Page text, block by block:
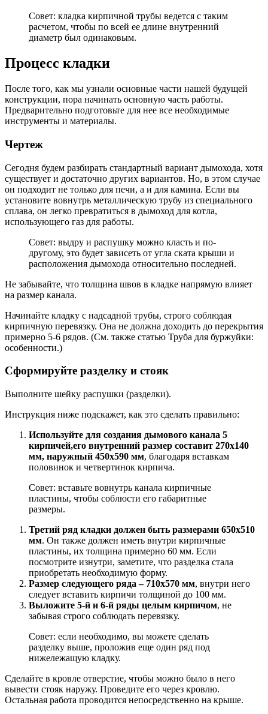
Совет: кладка кирпичной трубы ведется с таким
расчетом, чтобы по всей ее длине внутренний
диаметр был одинаковым.
Процесс кладки
После того, как мы узнали основные части нашей будущей
конструкции, пора начинать основную часть работы.
Предварительно подготовьте для нее все необходимые
инструменты и материалы.
Чертеж
Сегодня будем разбирать стандартный вариант дымохода, хотя
существует и достаточно других вариантов. Но, в этом случае
он подходит не только для печи, а и для камина. Если вы
установите вовнутрь металлическую трубу из специального
сплава, он легко превратиться в дымоход для котла,
использующего газ для работы.
Совет: выдру и распушку можно класть и по-
другому, это будет зависеть от угла ската крыши и
расположения дымохода относительно последней.
Не забывайте, что толщина швов в кладке напрямую влияет
на размер канала.
Начинайте кладку с надсадной трубы, строго соблюдая
кирпичную перевязку. Она не должна доходить до перекрытия
примерно 5-6 рядов. (См. также статью Труба для буржуйки:
особенности.)
Сформируйте разделку и стояк
Выполните шейку распушки (разделки).
Инструкция ниже подскажет, как это сделать правильно:
Используйте для создания дымового канала 5
кирпичей,его внутренний размер составит 270х140
мм, наружный 450х590 мм, благодаря вставкам
половинок и четвертинок кирпича.
Совет: вставьте вовнутрь канала кирпичные
пластины, чтобы соблюсти его габаритные
размеры.
Третий ряд кладки должен быть размерами 650х510
мм. Он также должен иметь внутри кирпичные
пластины, их толщина примерно 60 мм. Если
посмотрите изнутри, заметите, что разделка стала
приобретать необходимую форму.
Размер следующего ряда – 710х570 мм, внутри него
следует вставить кирпичи толщиной до 100 мм.
Выложите 5-й и 6-й ряды целым кирпичом, не
забывая строго соблюдать перевязку.
Совет: если необходимо, вы можете сделать
разделку выше, проложив еще один ряд под
нижележащую кладку.
Сделайте в кровле отверстие, чтобы можно было в него
вывести стояк наружу. Проведите его через кровлю.
Остальная работа проводится непосредственно на крыше.